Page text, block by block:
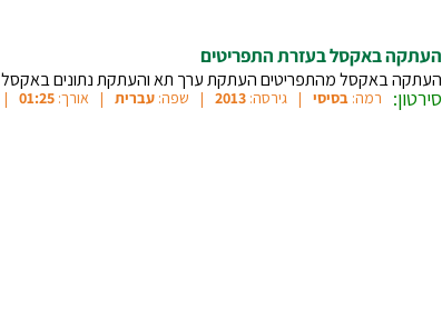
העתקה באקסל בעזרת התפריטים
העתקה באקסל מהתפריטים העתקת ערך תא והעתקת נתונים באקסל
סירטון: רמה: בסיסי גירסה: 2013 שפה: עברית אורך: 01:25